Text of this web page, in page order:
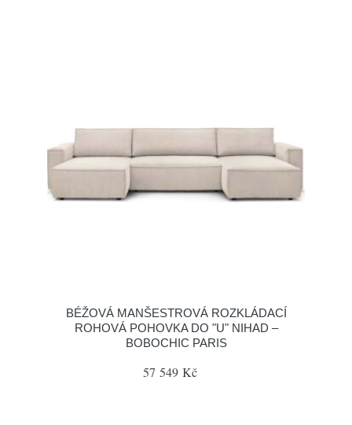
BÉŽOVÁ MANŠESTROVÁ ROZKLÁDACÍ
ROHOVÁ POHOVKA DO "U" NIHAD –
BOBOCHIC PARIS
57 549 Kč